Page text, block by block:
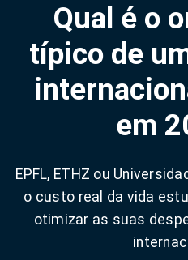
Qual é o
típico de
em
EPFL, ETHZ ou
o custo real da vida
otimizar as suas